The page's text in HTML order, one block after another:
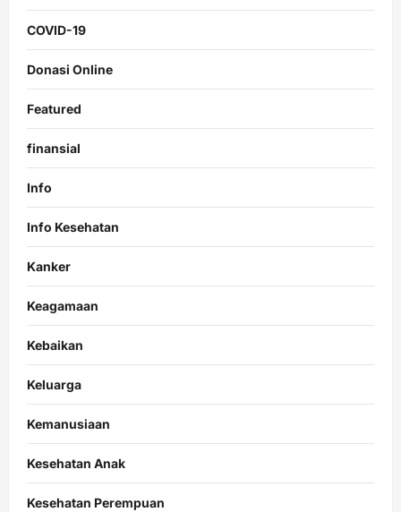
COVID-19
Donasi Online
Featured
finansial
Info
Info Kesehatan
Kanker
Keagamaan
Kebaikan
Keluarga
Kemanusiaan
Kesehatan Anak
Kesehatan Perempuan